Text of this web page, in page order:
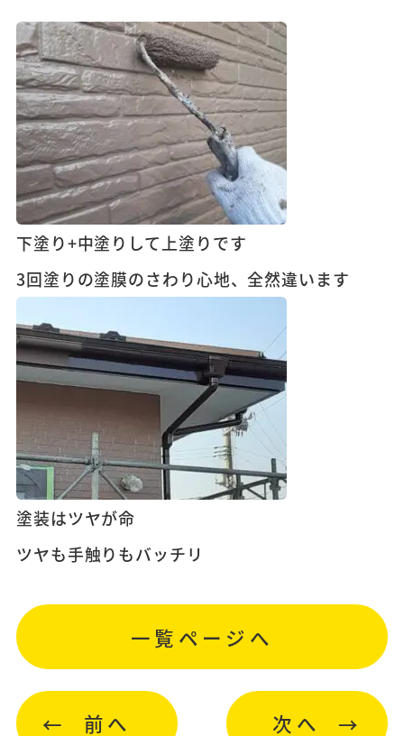
下塗り+中塗りして上塗りです
3回塗りの塗膜のさわり心地、全然違います
塗装はツヤが命
ツヤも手触りもバッチリ
前へ
一覧ページへ
次へ